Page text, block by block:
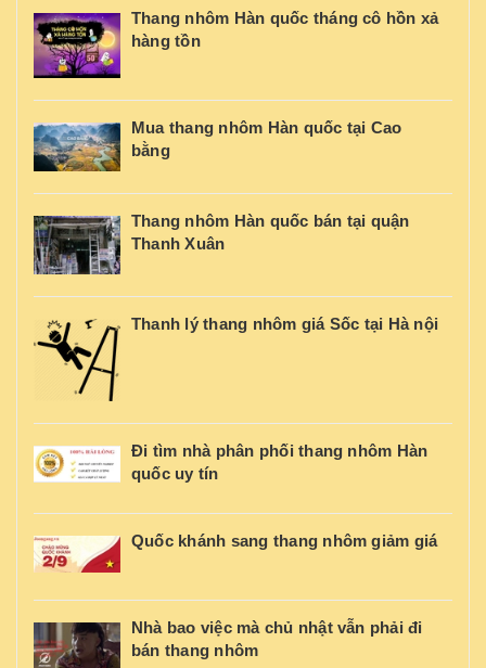
Thang nhôm Hàn quốc tháng cô hồn xả
hàng tồn
Mua thang nhôm Hàn quốc tại Cao
bằng
Thang nhôm Hàn quốc bán tại quận
Thanh Xuân
Thanh lý thang nhôm giá Sốc tại Hà nội
Đi tìm nhà phân phối thang nhôm Hàn
quốc uy tín
Quốc khánh sang thang nhôm giảm giá
Nhà bao việc mà chủ nhật vẫn phải đi
bán thang nhôm